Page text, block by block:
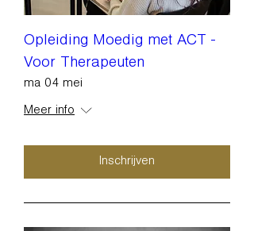
Opleiding Moedig met ACT -
Voor Therapeuten
ma 04 mei
Meer info
Inschrijven